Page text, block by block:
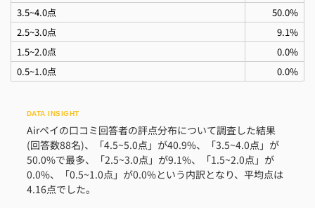
3.5~4.0点
50.0%
2.5~3.0点
9.1%
1.5~2.0点
0.0%
0.5~1.0点
0.0%
Airペイの口コミ回答者の評点分布について調査した結果
(回答数88名)、「4.5~5.0点」が40.9%、「3.5~4.0点」が
50.0%で最多、「2.5~3.0点」が9.1%、「1.5~2.0点」が
0.0%、「0.5~1.0点」が0.0%という内訳となり、平均点は
4.16点でした。